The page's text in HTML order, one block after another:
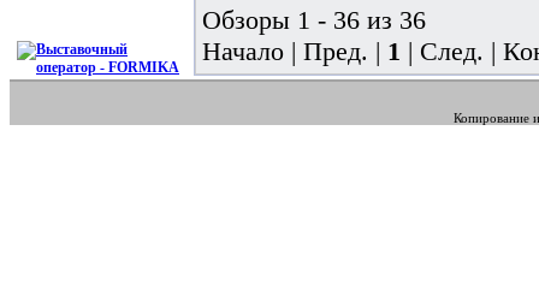
Обзоры 1 - 36 из 36
Начало | Пред. | 1 | След. |
Копирование